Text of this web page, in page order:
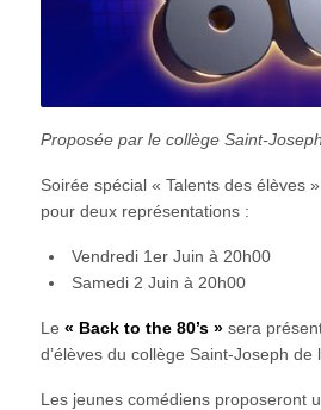
Proposée par le collège Saint-
Soirée spécial « Talents des élèves
pour deux représentations :
Vendredi 1er Juin à 20h00
Samedi 2 Juin à 20h00
Le « Back to the 80’s »sera
d’élèves du collège Saint-Joseph de
Les jeunes comédiens proposeront